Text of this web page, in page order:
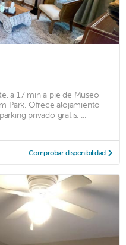
a 17 min a pie de Museo
Park. Ofrece alojamiento
privado gratis. ...
Comprobar disponibilidad